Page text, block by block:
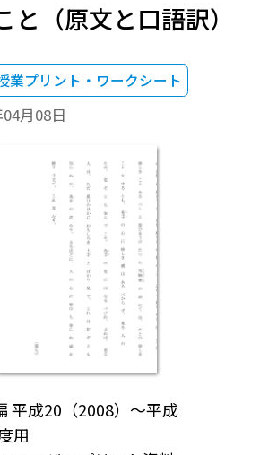
と（原文と口語訳）
業プリント・ワークシート
月08日
平成20（2008）～平成
用